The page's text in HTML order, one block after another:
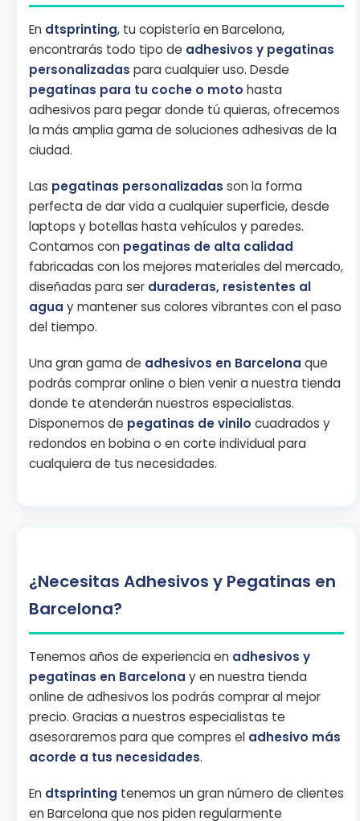
En dtsprinting, tu copistería en Barcelona,
encontrarás todo tipo de adhesivos y pegatinas
personalizadas para cualquier uso. Desde
pegatinas para tu coche o moto hasta
adhesivos para pegar donde tú quieras, ofrecemos
la más amplia gama de soluciones adhesivas de la
ciudad.
Las pegatinas personalizadas son la forma
perfecta de dar vida a cualquier superficie, desde
laptops y botellas hasta vehículos y paredes.
Contamos con pegatinas de alta calidad
fabricadas con los mejores materiales del mercado,
diseñadas para ser duraderas, resistentes al
agua y mantener sus colores vibrantes con el paso
del tiempo.
Una gran gama de adhesivos en Barcelona que
podrás comprar online o bien venir a nuestra tienda
donde te atenderán nuestros especialistas.
Disponemos de pegatinas de vinilo cuadrados y
redondos en bobina o en corte individual para
cualquiera de tus necesidades.
¿Necesitas Adhesivos y Pegatinas en
Barcelona?
Tenemos años de experiencia en adhesivos y
pegatinas en Barcelona y en nuestra tienda
online de adhesivos los podrás comprar al mejor
precio. Gracias a nuestros especialistas te
asesoraremos para que compres el adhesivo más
acorde a tus necesidades.
En dtsprinting tenemos un gran número de clientes
en Barcelona que nos piden regularmente